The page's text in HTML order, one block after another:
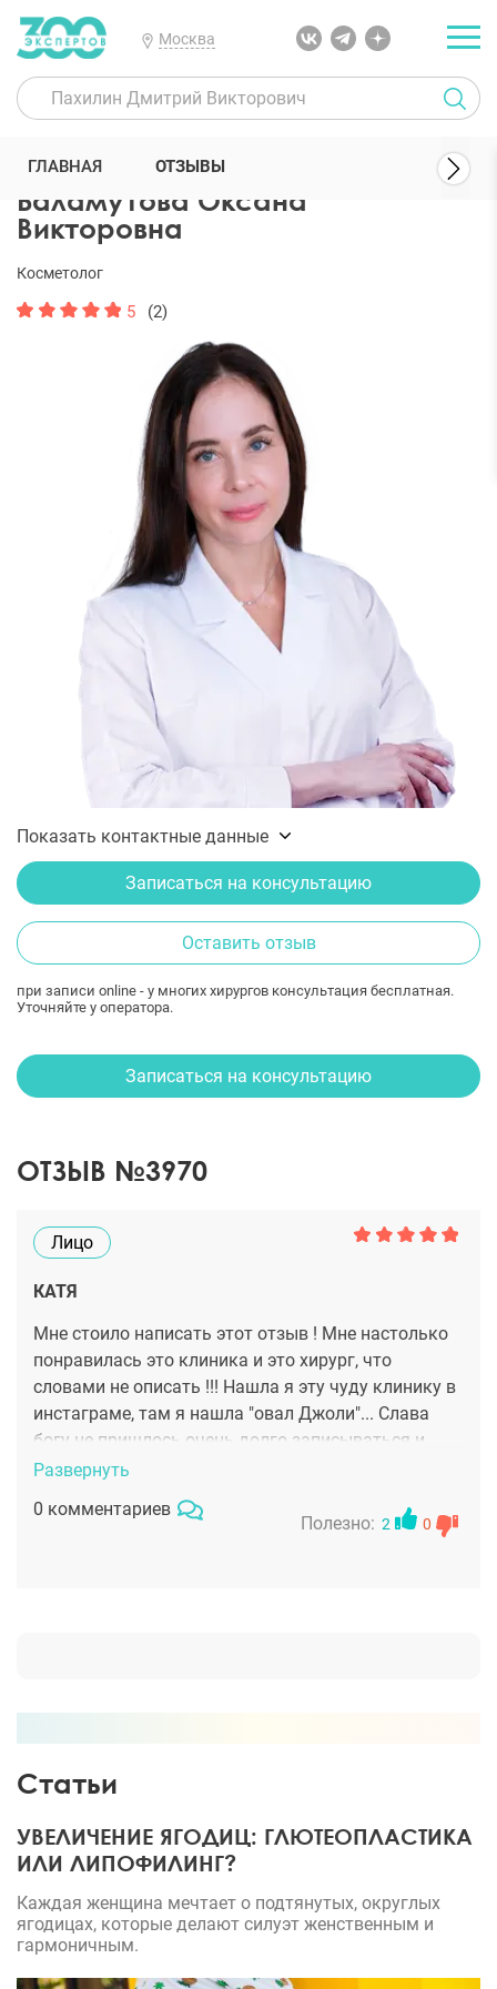
Москва
300 Экспертов Косметологи Баламутова Оксана Викторовна
Баламутова Оксана
Викторовна
Косметолог
5 (2)
Показать контактные данные
Записаться на консультацию
Оставить отзыв
при записи online - у многих хирургов консультация бесплатная.
Уточняйте у оператора.
ГЛАВНАЯ ОТЗЫВЫ
Записаться на консультацию
ОТЗЫВ №3970
Лицо
КАТЯ
Мне стоило написать этот отзыв ! Мне настолько
понравилась это клиника и это хирург, что
словами не описать !!! Нашла я эту чуду клинику в
инстаграме, там я нашла "овал Джоли"... Слава
богу не пришлось очень долго записываться и
ждать тоже (просто читала отзывы и все почему-
точно объяснили, как будет проходить операция и
Развернуть
0 комментариев
Полезно: 2 0
Статьи
УВЕЛИЧЕНИЕ ЯГОДИЦ: ГЛЮТЕОПЛАСТИКА
ИЛИ ЛИПОФИЛИНГ?
Каждая женщина мечтает о подтянутых, округлых
ягодицах, которые делают силуэт женственным и
гармоничным.